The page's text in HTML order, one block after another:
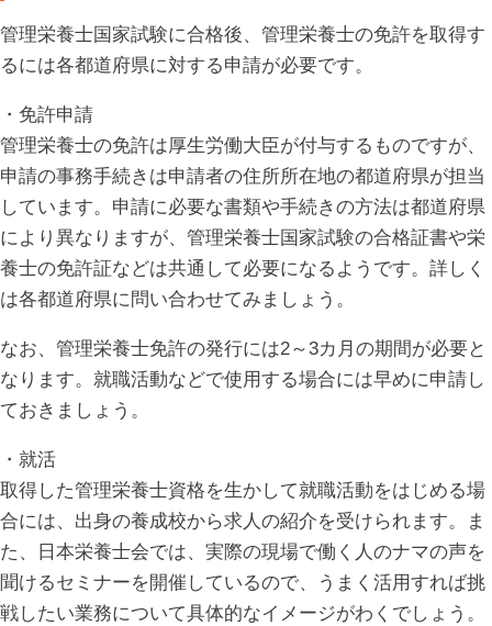
管理栄養士国家試験に合格後、管理栄養士の免許を取得す
るには各都道府県に対する申請が必要です。
・免許申請
管理栄養士の免許は厚生労働大臣が付与するものですが、
申請の事務手続きは申請者の住所所在地の都道府県が担当
しています。申請に必要な書類や手続きの方法は都道府県
により異なりますが、管理栄養士国家試験の合格証書や栄
養士の免許証などは共通して必要になるようです。詳しく
は各都道府県に問い合わせてみましょう。
なお、管理栄養士免許の発行には2～3カ月の期間が必要と
なります。就職活動などで使用する場合には早めに申請し
ておきましょう。
・就活
取得した管理栄養士資格を生かして就職活動をはじめる場
合には、出身の養成校から求人の紹介を受けられます。ま
た、日本栄養士会では、実際の現場で働く人のナマの声を
聞けるセミナーを開催しているので、うまく活用すれば挑
戦したい業務について具体的なイメージがわくでしょう。